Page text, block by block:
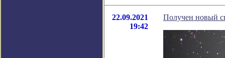
22.09.2021
19:42
Получен новый